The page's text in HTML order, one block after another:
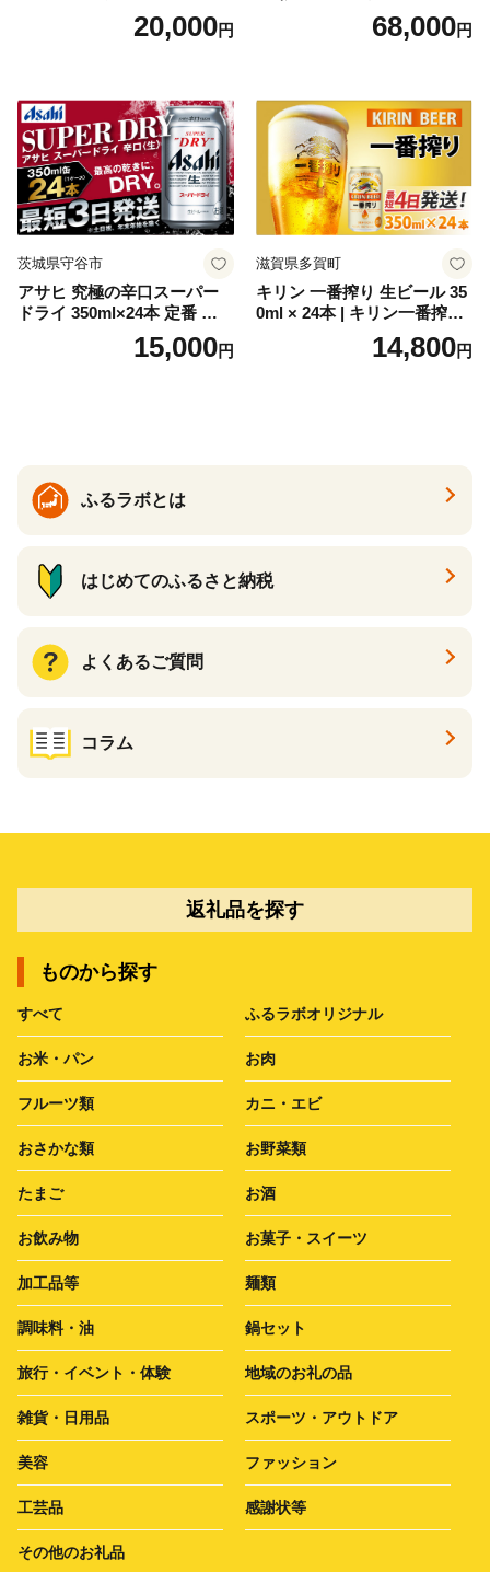
ト（箱入り）【大人の味 酒
お酒 洋酒 スピリッツ クラフ
セット 詰め合わせ カクテル
ソーダ割り アルコール ロッ
ク ソーダ ジントニック 】
20,000円
梅・越乃寒梅・かたふね・千
68,000円
茨城県守谷市
アサヒ 究極の辛口スーパー
ドライ 350ml×24本 定番 ビー
ル 缶ビール 酒 お酒 アルコー
15,000円
滋賀県多賀町
キリン 一番搾り 生ビール 35
0ml × 24本 | キリン一番搾り
キリンビール 一番搾り ビー
ル 24缶 きりんいちばんしぼ
14,800円
ふるラボとは
はじめてのふるさと納税
よくあるご質問
コラム
返礼品を探す
ものから探す
すべて ふるラボオリジナル
お米・パン お肉
フルーツ類 カニ・エビ
おさかな類 お野菜類
たまご お酒
お飲み物 お菓子・スイーツ
加工品等 麺類
調味料・油 鍋セット
旅行・イベント・体験 地域のお礼の品
雑貨・日用品 スポーツ・アウトドア
美容 ファッション
工芸品 感謝状等
その他のお礼品